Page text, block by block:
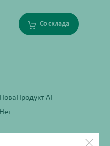
Со склада
НоваПродукт АГ
Нет